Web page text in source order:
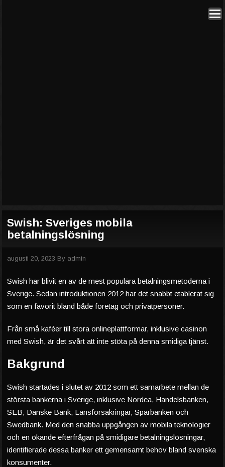
Swish: Sveriges mobila
betalningslösning
augusti 20, 2023 By admin
Swish har blivit en av de mest populära betalningsmetoderna i
Sverige. Sedan introduktionen 2012 har det snabbt etablerat sig
som en favorit bland både företag och privatpersoner.
Från små kaféer till stora onlineplattformar, inklusive casinon
med Swish, är det svårt att inte stöta på denna smidiga tjänst.
Bakgrund
Swish startades i slutet av 2012 som ett samarbete mellan de
största bankerna i Sverige, inklusive Nordea, Handelsbanken,
SEB, Danske Bank, Länsförsäkringar, Sparbanken och
Swedbank. Med den snabba uppgången av mobila teknologier
och en ökande efterfrågan på smidigare betalningslösningar,
identifierade dessa banker ett gemensamt behov bland svenska
konsumenter.